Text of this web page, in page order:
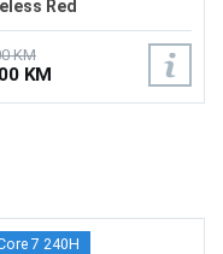
Red
KM
KM
7 240H